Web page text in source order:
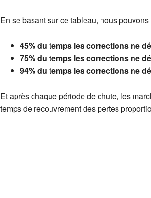
En se basant sur ce tableau, nous
45% du temps les corrections ne
75% du temps les corrections ne
94% du temps les corrections ne
Et après chaque période de chute, les
temps de recouvrement des pertes